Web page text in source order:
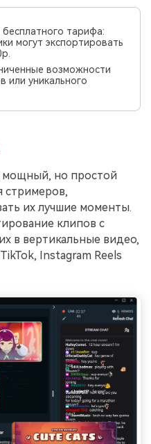
тарифа:
могут экспортировать
возможности
или уникального
мощный, но простой
стримеров,
их лучшие моменты.
клипов с
в вертикальные видео,
Instagram Reels